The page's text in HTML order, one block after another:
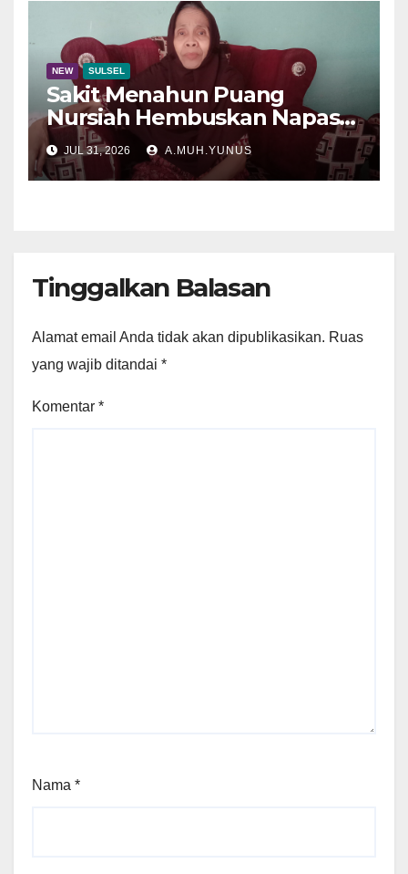
NEW SULSEL
Sakit Menahun Puang
Nursiah Hembuskan Napas
Terakhir
JUL 31, 2026 A.MUH.YUNUS
Tinggalkan Balasan
Alamat email Anda tidak akan dipublikasikan. Ruas
yang wajib ditandai *
Komentar *
Nama *